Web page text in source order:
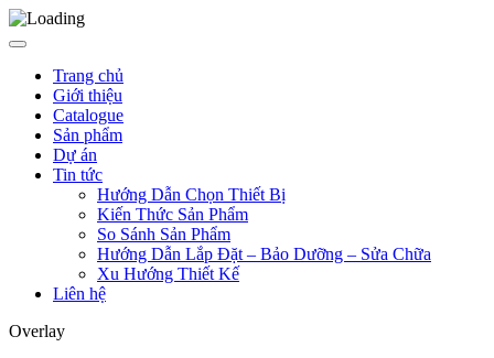
Trang chủ
Giới thiệu
Catalogue
Sản phẩm
Dự án
Tin tức
Hướng Dẫn Chọn Thiết Bị
Kiến Thức Sản Phẩm
So Sánh Sản Phẩm
Hướng Dẫn Lắp Đặt – Bảo Dưỡng – Sửa Chữa
Xu Hướng Thiết Kế
Liên hệ
Overlay